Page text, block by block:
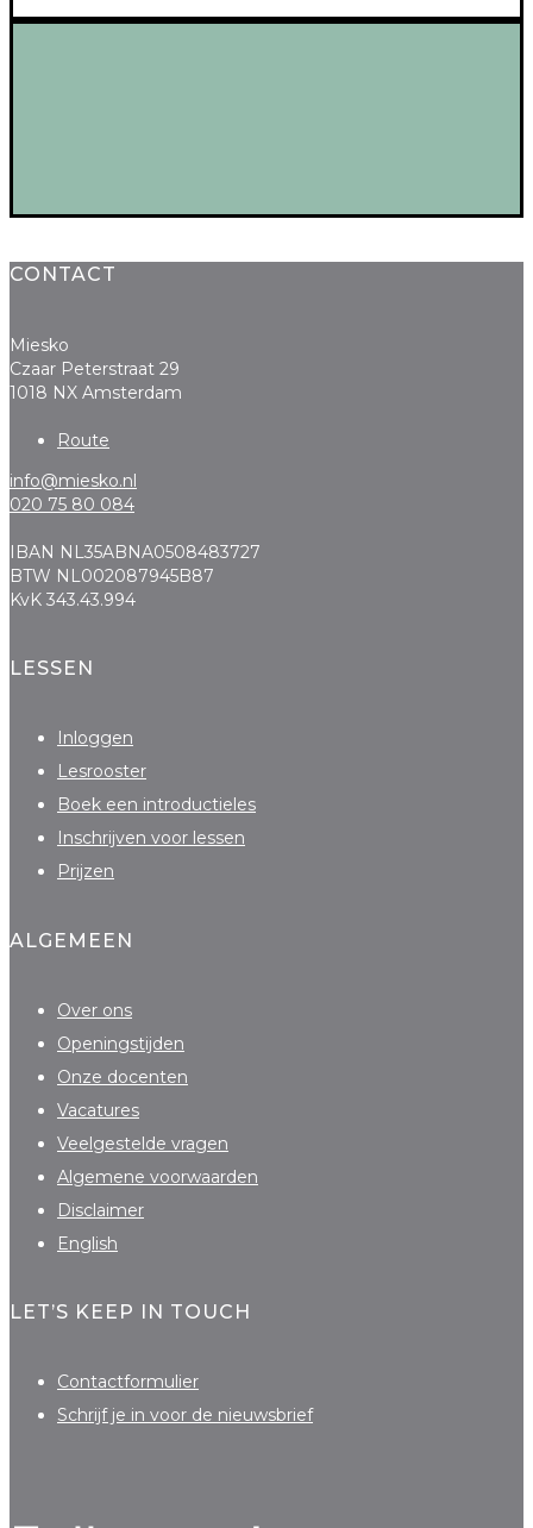
CONTACT
Miesko
Czaar Peterstraat 29
1018 NX Amsterdam
Route
info@miesko.nl
020 75 80 084
IBAN NL35ABNA0508483727
BTW NL002087945B87
KvK 343.43.994
LESSEN
Inloggen
Lesrooster
Boek een introductieles
Inschrijven voor lessen
Prijzen
ALGEMEEN
Over ons
Openingstijden
Onze docenten
Vacatures
Veelgestelde vragen
Algemene voorwaarden
Disclaimer
English
LET’S KEEP IN TOUCH
Contactformulier
Schrijf je in voor de nieuwsbrief